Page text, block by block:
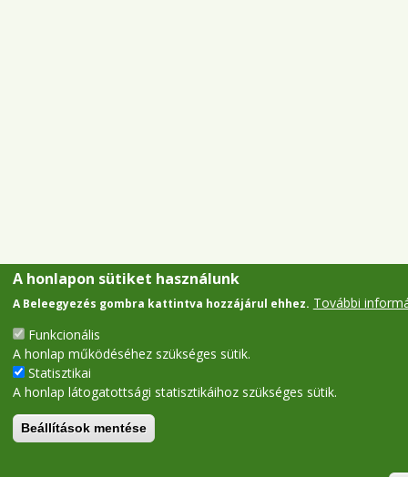
A honlapon sütiket használunk
A Beleegyezés gombra kattintva hozzájárul ehhez. További
Funkcionális
A honlap működéséhez szükséges sütik.
Statisztikai
A honlap látogatottsági statisztikáihoz szükséges sütik.
Beállítások mentése